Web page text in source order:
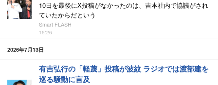
10日を最後にX投稿がなかったのは、吉本社内で協議がされ
ていたからだという
Smart FLASH
15:26
2026年7月13日
有吉弘行の「軽蔑」投稿が波紋 ラジオでは渡部建を
巡る騒動に言及